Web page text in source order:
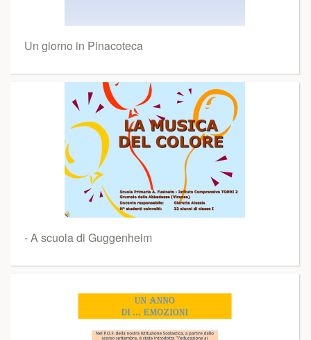
Un giorno in Pinacoteca
- A scuola di Guggenheim